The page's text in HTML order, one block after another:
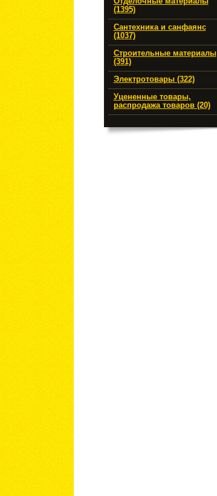
(1395)
Сантехника и санфаянс
(1037)
Строительные материалы
(391)
Электротовары (322)
Уцененные товары,
распродажа товаров (20)